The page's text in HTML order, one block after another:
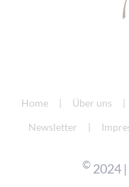
Home Über uns
Newsletter
©2024 |